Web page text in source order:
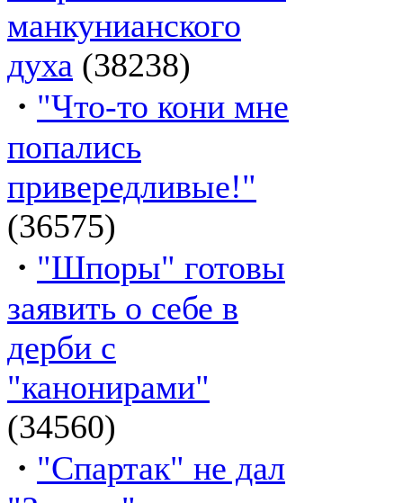
манкунианского
духа (38238)
· "Что-то кони мне
попались
привередливые!"
(36575)
· "Шпоры" готовы
заявить о себе в
дерби с
"канонирами"
(34560)
· "Спартак" не дал